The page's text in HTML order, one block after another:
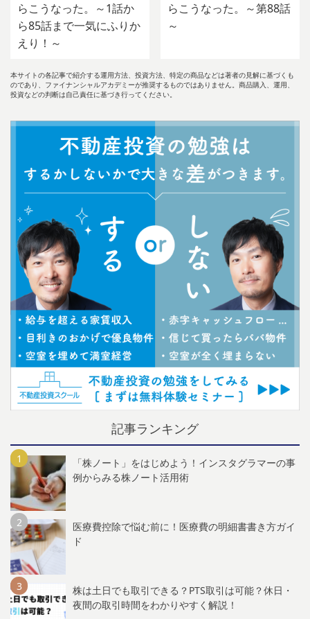
らこうなった。～1話か
ら85話まで一気にふりか
えり！～
らこうなった。～第88話
～
本サイトの各記事で紹介する運用方法、投資方法、特定の商品などは著者の見解に基づくも
のであり、ファイナンシャルアカデミーが推奨するものではありません。商品購入、運用、
投資などの判断は自己責任に基づき行ってください。
記事ランキング
「株ノート」をはじめよう！インスタグラマーの事
例からみる株ノート活用術
医療費控除で悩む前に！医療費の明細書書き方ガイ
ド
株は土日でも取引できる？PTS取引は可能？休日・
夜間の取引時間をわかりやすく解説！